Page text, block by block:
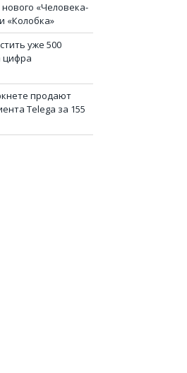
«Человека-
«Колобка»
уже 500
цифра
продают
Telega за 155